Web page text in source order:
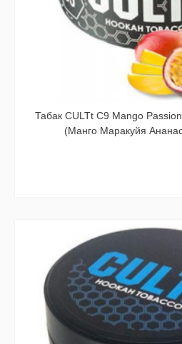
Табак CULTt C9 Mango
(Манго Маракуйя